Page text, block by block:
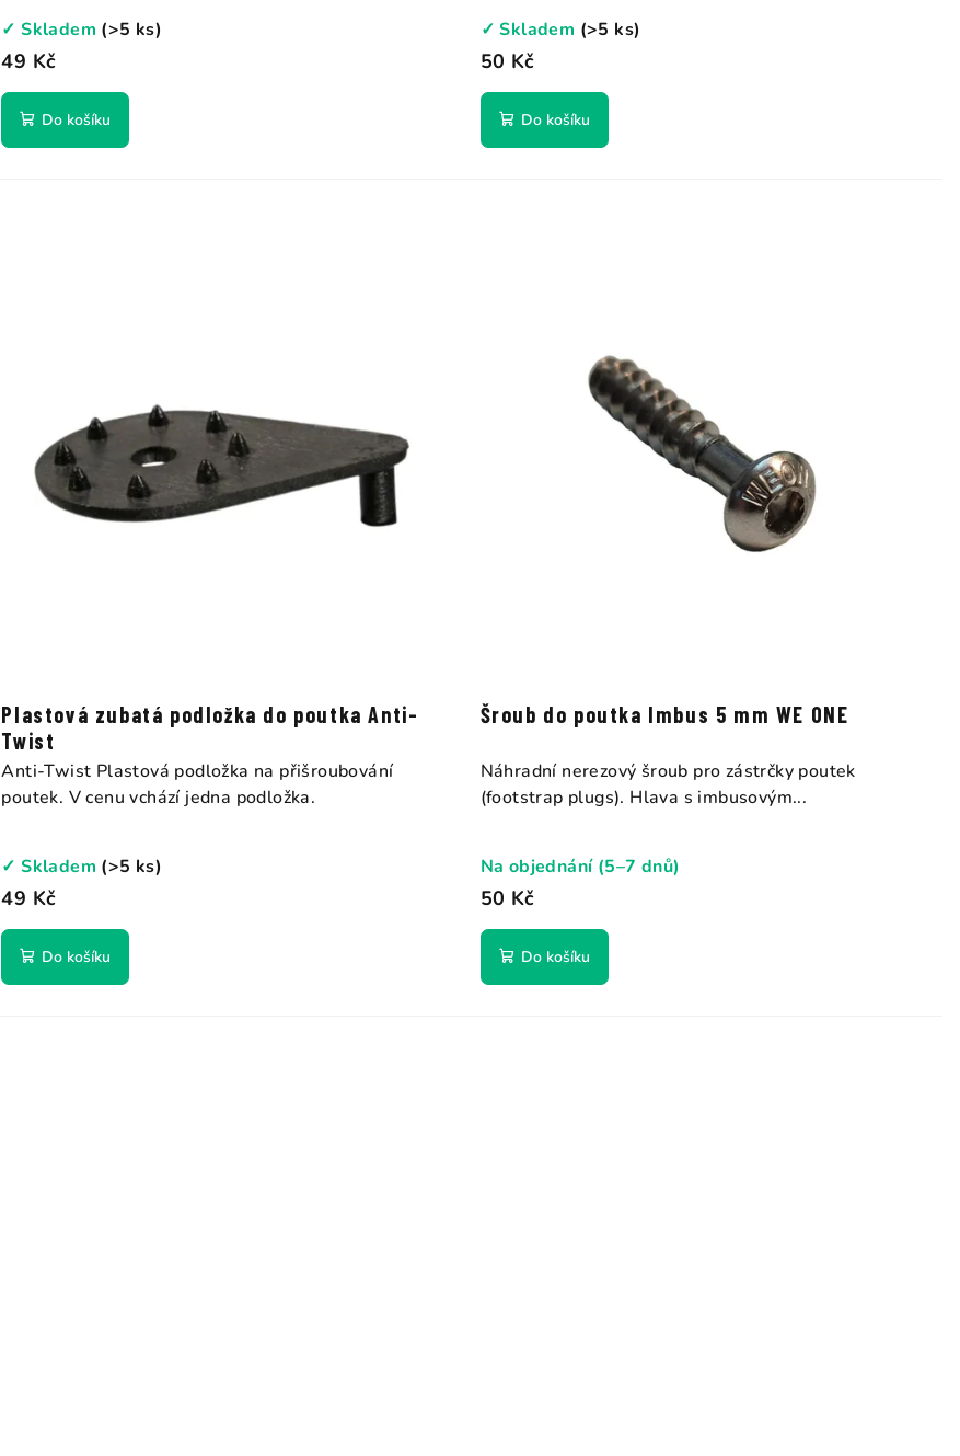
49 Kč
✓ Skladem (>5 ks)
Do košíku
50 Kč
✓ Skladem (>5 ks)
Do košíku
Plastová zubatá podložka do poutka Anti-
Twist
49 Kč
✓ Skladem (>5 ks)
Do košíku
Anti-Twist Plastová podložka na přišroubování
poutek. V cenu vchází jedna podložka.
Šroub do poutka Imbus 5 mm WE ONE
50 Kč
Na objednání (5–7 dnů)
Do košíku
Náhradní nerezový šroub pro zástrčky poutek
(footstrap plugs). Hlava s imbusovým...